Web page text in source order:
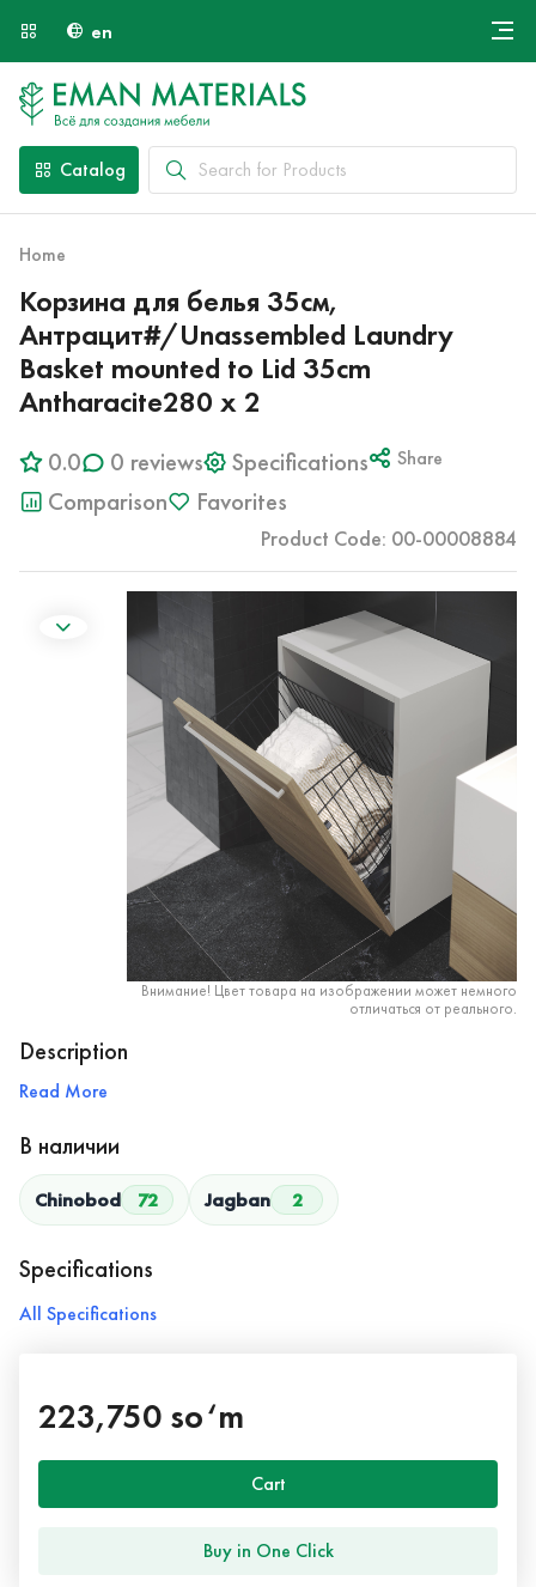
en
Payment and Delivery
Catalog
Home
Корзина для белья 35см,
Антрацит#/Unassembled Laundry
Basket mounted to Lid 35cm
Antharacite280 x 2
0.0 0 reviews Specifications Share
Comparison Favorites
Product Code: 00-00008884
Внимание! Цвет товара на изображении может немного
отличаться от реального.
Description
Read More
В наличии
Chinobod 72 Jagban 2
Specifications
All Specifications
223,750 so‘m
Cart
Buy in One Click